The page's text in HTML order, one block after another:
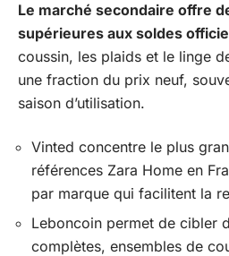
Le marché secondaire offre
supérieures aux soldes
coussin, les plaids et le linge
une fraction du prix neuf,
saison d’utilisation.
Vinted concentre le plus
références Zara Home en
par marque qui facilitent la
Leboncoin permet de cibler
complètes, ensembles de